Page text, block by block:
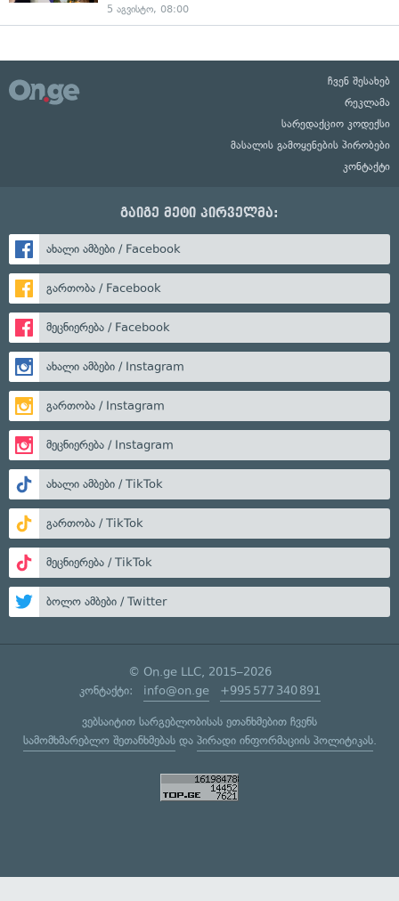
5 აგვისტო, 08:00
ჩვენ შესახებ
რეკლამა
სარედაქციო კოდექსი
მასალის გამოყენების პირობები
კონტაქტი
გაიგე მეტი პირველმა:
ახალი ამბები / Facebook
გართობა / Facebook
მეცნიერება / Facebook
ახალი ამბები / Instagram
გართობა / Instagram
მეცნიერება / Instagram
ახალი ამბები / TikTok
გართობა / TikTok
მეცნიერება / TikTok
ბოლო ამბები / Twitter
© On.ge LLC, 2015–2026
კონტაქტი: info@on.ge +995 577 340 891
ვებსაიტით სარგებლობისას ეთანხმებით ჩვენს
სამომხმარებლო შეთანხმებასდა პირადი ინფორმაციის პოლიტიკას.